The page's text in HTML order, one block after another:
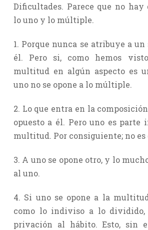
Dificultades. Parece que no hay
lo uno y lo múltiple.
1. Porque nunca se atribuye a un
él. Pero si, como hemos
multitud en algún aspecto es
uno no se opone a lo múltiple.
2. Lo que entra en la
opuesto a él. Pero uno es parte
multitud. Por consiguiente; no es
3. A uno se opone otro, y lo
al uno.
4. Si uno se opone a la
como lo indiviso a lo dividido,
privación al hábito. Esto, sin